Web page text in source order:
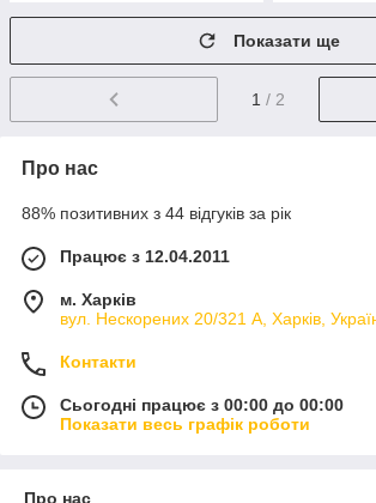
Показати ще
1 / 2
Про нас
88% позитивних з 44 відгуків за рік
Працює з 12.04.2011
м. Харків
вул. Нескорених 20/321 А, Харків,
Контакти
Сьогодні працює з 00:00 до 00:00
Показати весь графік роботи
Про нас